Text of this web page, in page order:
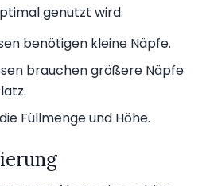
genutzt wird.
benötigen kleine Näpfe.
brauchen größere Näpfe
Füllmenge und Höhe.